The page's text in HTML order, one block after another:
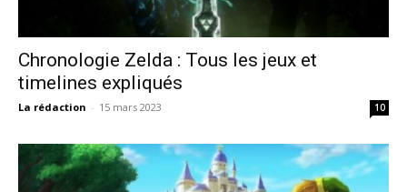
Chronologie Zelda : Tous les jeux et
timelines expliqués
La rédaction - 15 mars 2023 10